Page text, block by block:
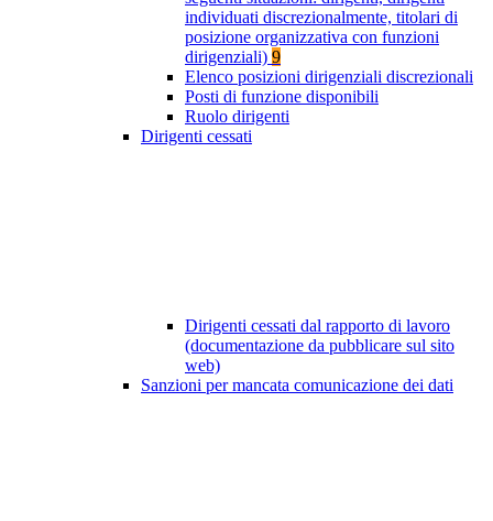
individuati discrezionalmente, titolari di
posizione organizzativa con funzioni
dirigenziali) 9
Elenco posizioni dirigenziali discrezionali
Posti di funzione disponibili
Ruolo dirigenti
Dirigenti cessati
Dirigenti cessati dal rapporto di lavoro
(documentazione da pubblicare sul sito
web)
Sanzioni per mancata comunicazione dei dati